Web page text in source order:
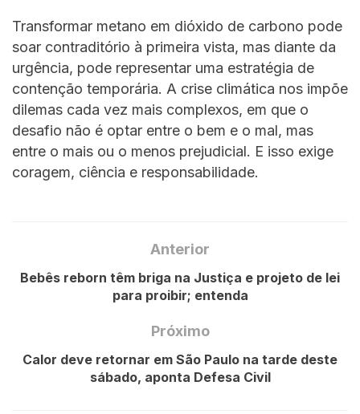
Transformar metano em dióxido de carbono pode
soar contraditório à primeira vista, mas diante da
urgência, pode representar uma estratégia de
contenção temporária. A crise climática nos impõe
dilemas cada vez mais complexos, em que o
desafio não é optar entre o bem e o mal, mas
entre o mais ou o menos prejudicial. E isso exige
coragem, ciência e responsabilidade.
Anterior
Bebês reborn têm briga na Justiça e projeto de lei
para proibir; entenda
Próximo
Calor deve retornar em São Paulo na tarde deste
sábado, aponta Defesa Civil